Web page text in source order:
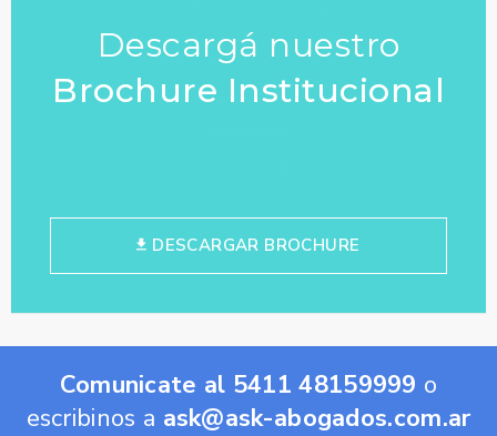
Descargá nuestro
Brochure Institucional
DESCARGAR BROCHURE
Comunicate al 5411 48159999 o
escribinos a ask@ask-abogados.com.ar